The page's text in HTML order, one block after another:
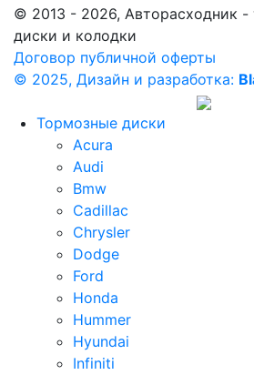
© 2013 - 2026, Авторасходник -
диски и колодки
Договор публичной оферты
© 2025, Дизайн и разработка:
Тормозные диски
Acura
Audi
Bmw
Cadillac
Chrysler
Dodge
Ford
Honda
Hummer
Hyundai
Infiniti